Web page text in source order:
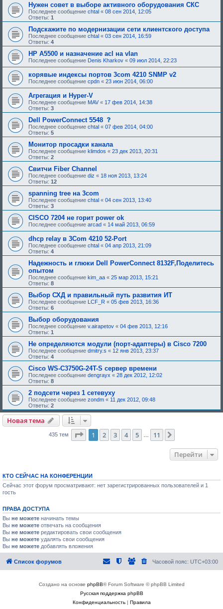
б
у
е
е
о
б
р
е
н
Нужен совет в выборе активного оборудования СКС
Последнее сообщение chtal « 08 сен 2014, 12:05
Ответы: 1
Подскажите по модернизации сети клиентского доступа
Последнее сообщение chtal « 03 сен 2014, 16:59
Ответы: 4
HP A5500 и назначение acl на vlan
Последнее сообщение Denis Kharkov « 09 июл 2014, 22:23
корявые индексы портов 3com 4210 SNMP v2
Последнее сообщение cpdn « 23 июн 2014, 06:00
Агрегация и Hyper-V
Последнее сообщение MAV« 17 фев 2014, 14:38
Ответы: 3
Dell PowerConnect 5548
о
о
б
е
н
и
т
р
у
е
е
о
д
о
р
е
и
я
:
Последнее сообщение chtal « 07 фев 2014, 04:00
Ответы: 5
Монитор просадки канала
Последнее сообщение klimdos « 23 дек 2013, 20:31
Ответы: 2
Свитчи Fiber Channel
Последнее сообщение diz « 18 ноя 2013, 13:24
Ответы: 12
spanning tree на 3com
Последнее сообщение chtal « 04 сен 2013, 13:40
Ответы: 3
CISCO 7204 не горит power ok
Последнее сообщение arcad « 14 май 2013, 06:59
dhcp relay в 3Com 4210 52-Port
Последнее сообщение chtal « 04 апр 2013, 21:09
Ответы: 4
Надежность и глюки Dell PowerConnect 8132F,Поделитесь
опытом
Последнее сообщение kim_aa « 25 мар 2013, 15:21
Ответы: 8
Выбор СХД и правильный путь развития ИТ
Последнее сообщение LCF_R « 05 фев 2013, 16:36
Ответы: 6
Выбор оборудования
Последнее сообщение v.airapetov « 04 фев 2013, 12:16
Ответы: 1
Не определяются модули (порт-адаптеры) в Cisco 7200
Последнее сообщение dmitry.s « 12 янв 2013, 23:37
Ответы: 4
Cisco WS-C3750G-24T-S сервер времени
Последнее сообщение dengrayx « 28 дек 2012, 12:02
Ответы: 8
2 подсети через 1 сетевуху
Последнее сообщение zondm « 11 дек 2012, 09:48
Ответы: 2
Новая тема
435 тем Страница из 11
1 2 3 4 5 11
Перейти
КТО СЕЙЧАС НА КОНФЕРЕНЦИИ
Сейчас этот форум просматривают: нет зарегистрированных пользователей и 1
гость
ПРАВА ДОСТУПА
Вы не можете начинать темы
Вы не можете отвечать на сообщения
Вы не можете редактировать свои сообщения
Вы не можете удалять свои сообщения
Вы не можете добавлять вложения
Список форумов Часовой пояс: UTC+03:00
Создано на основе phpBB® Forum Software © phpBB Limited
Русская поддержка phpBB
Конфиденциальность| Правила